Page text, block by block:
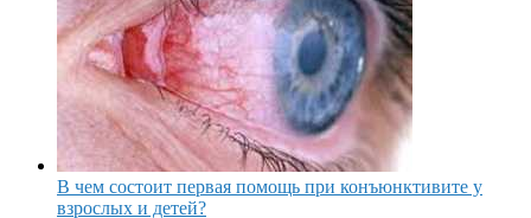
В чем состоит первая помощь при конъюнктивите у
взрослых и детей?